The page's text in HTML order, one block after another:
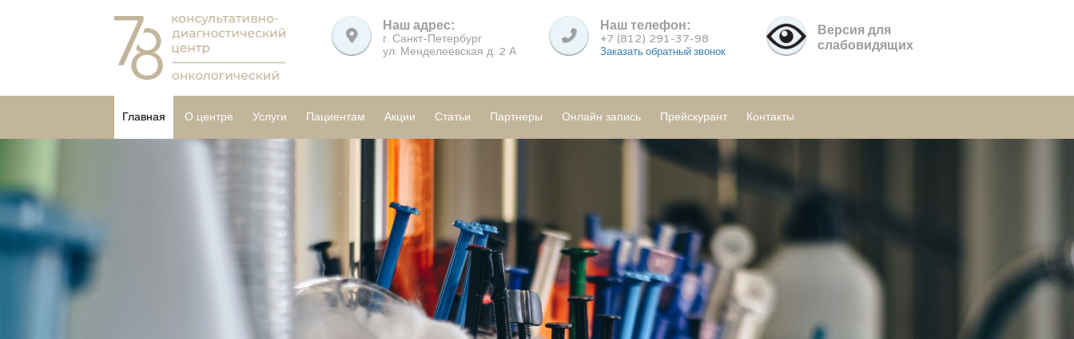
Наш адрес:
г. Санкт-Петербург
ул. Менделеевская д. 2 А
Наш телефон:
+7 (812) 291-37-98
Заказать обратный звонок
Версия для
слабовидящих
Главная О центре Услуги Пациентам Акции Статьи Партнеры Онлайн запись Прейскурант Контакты